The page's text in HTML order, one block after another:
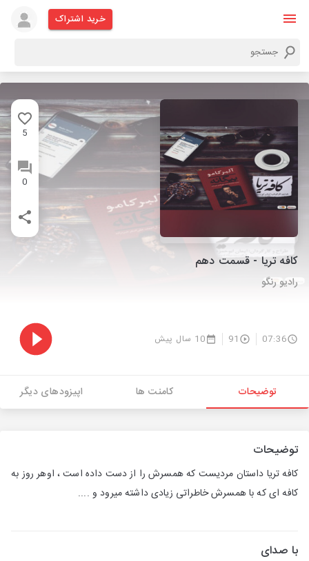
خرید اشتراک
5
0
کافه تریا - قسمت دهم
رادیو رنگو
07:36
91 10 سال پیش
توضیحات کامنت ها اپیزودهای دیگر
توضیحات
کافه تریا داستان مردیست که همسرش را از دست داده است ، اوهر روز به
کافه ای که با همسرش خاطراتی زیادی داشته میرود و ....
با صدای